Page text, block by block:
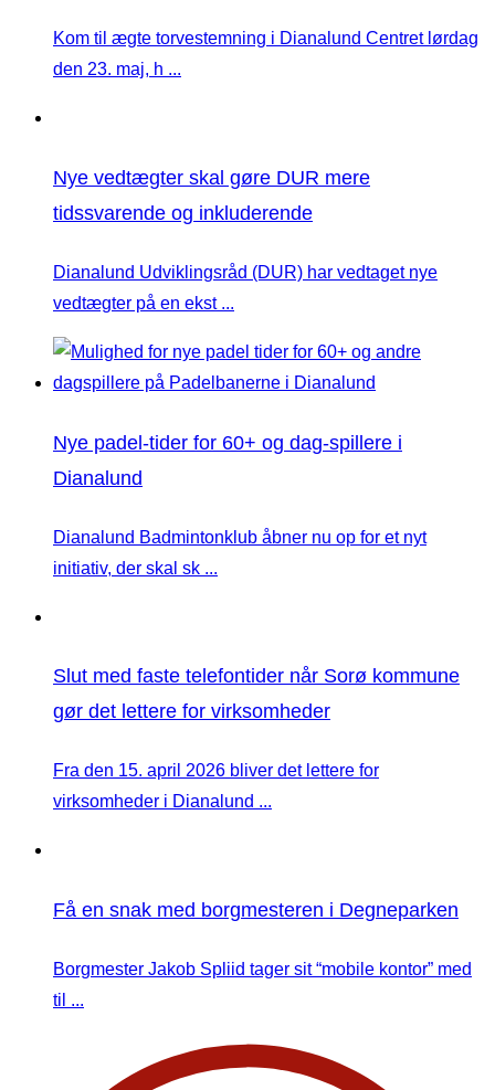
Kom til ægte torvestemning i Dianalund Centret lørdag
den 23. maj, h ...
Nye vedtægter skal gøre DUR mere
tidssvarende og inkluderende
Dianalund Udviklingsråd (DUR) har vedtaget nye
vedtægter på en ekst ...
Nye padel-tider for 60+ og dag-spillere i
Dianalund
Dianalund Badmintonklub åbner nu op for et nyt
initiativ, der skal sk ...
Slut med faste telefontider når Sorø kommune
gør det lettere for virksomheder
Fra den 15. april 2026 bliver det lettere for
virksomheder i Dianalund ...
Få en snak med borgmesteren i Degneparken
Borgmester Jakob Spliid tager sit “mobile kontor” med
til ...